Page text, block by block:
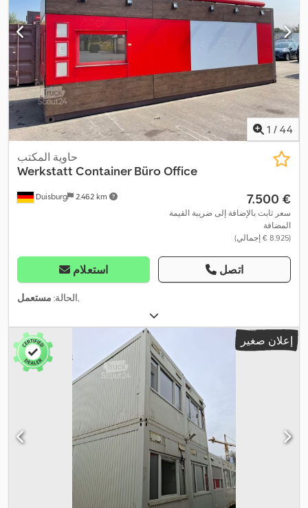
1 / 44
Duisburg 2.462 km
حاوية المكتب
Werkstatt Container Büro Office
‏7.500 €
سعر ثابت بالإضافة إلى ضريبة القيمة
المضافة
(‏8.925 € إجمالي)
استعلام اتصل
الحالة: مستعمل ,
إعلان صغير